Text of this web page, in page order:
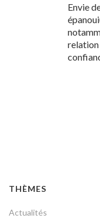
Envie
relation
THÈMES
Actualités